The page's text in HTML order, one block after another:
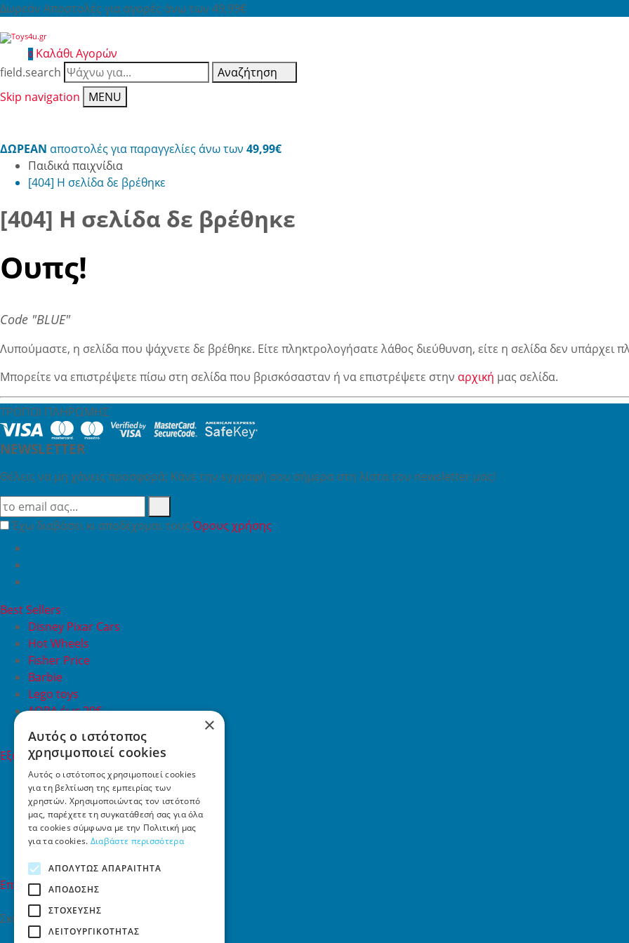
Δωρεάν Αποστολές για αγορές άνω των 49,99€
0 Καλάθι Αγορών
field.search
Αναζήτηση
Skip navigation
MENU
ΔΩΡΕΑΝ αποστολές για παραγγελίες άνω των 49,99€
Παιδικά παιχνίδια
[404] Η σελίδα δε βρέθηκε
[404] Η σελίδα δε βρέθηκε
Ουπς!
Code "BLUE"
Λυπούμαστε, η σελίδα που ψάχνετε δε βρέθηκε. Είτε πληκτρολογήσατε λάθος διεύθυνση, είτε η σελίδα δεν υπάρχει
Μπορείτε να επιστρέψετε πίσω στη σελίδα που βρισκόσασταν ή να επιστρέψετε στην αρχική μας σελίδα.
ΤΡΟΠΟΙ ΠΛΗΡΩΜΗΣ
NEWSLETTER
Θέλεις να μη χάνεις προσφορά; Κάνε την εγγραφή σου σήμερα στη λίστα του newsletter μας!
Έχω διαβάσει κι αποδέχομαι τουςΌρους χρήσης
Best Sellers
Disney Pixar Cars
Hot Wheels
Fisher Price
Barbie
Lego toys
ΔΩΡΑ έως 20€
ΠΡΟΣΦΟΡΕΣ
Εξυπηρέτηση Πελατών
Εξυπηρέτηση πελατών
Συχνές ερωτήσεις
Όροι χρήσης
Τρόποι Πληρωμής
Επιστροφές
Επικοινωνία
Σκαλάνι, Ηράκλειο Κρήτης
2810731415
×
Αυτός ο ιστότοπος
χρησιμοποιεί cookies
Αυτός ο ιστότοπος χρησιμοποιεί cookies
για τη βελτίωση της εμπειρίας των
χρηστών. Χρησιμοποιώντας τον ιστότοπό
μας, παρέχετε τη συγκατάθεσή σας για όλα
τα cookies σύμφωνα με την Πολιτική μας
για τα cookies. Διαβάστε περισσότερα
ΑΠΟΛΎΤΩΣ ΑΠΑΡΑΊΤΗΤΑ
ΑΠΌΔΟΣΗΣ
ΣΤΌΧΕΥΣΗΣ
ΛΕΙΤΟΥΡΓΙΚΌΤΗΤΑΣ